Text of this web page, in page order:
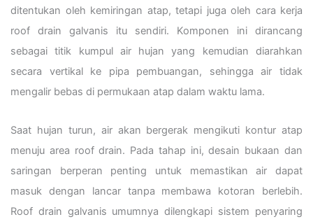
ditentukan oleh kemiringan atap, tetapi juga oleh cara kerja
roof drain galvanis itu sendiri. Komponen ini dirancang
sebagai titik kumpul air hujan yang kemudian diarahkan
secara vertikal ke pipa pembuangan, sehingga air tidak
mengalir bebas di permukaan atap dalam waktu lama.
Saat hujan turun, air akan bergerak mengikuti kontur atap
menuju area roof drain. Pada tahap ini, desain bukaan dan
saringan berperan penting untuk memastikan air dapat
masuk dengan lancar tanpa membawa kotoran berlebih.
Roof drain galvanis umumnya dilengkapi sistem penyaring